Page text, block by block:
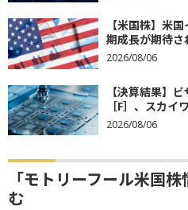
【米国株】米
期成長が期待
2026/08/06
【決算結果】
［F］、スカ
2026/08/06
「モトリーフール米国
む